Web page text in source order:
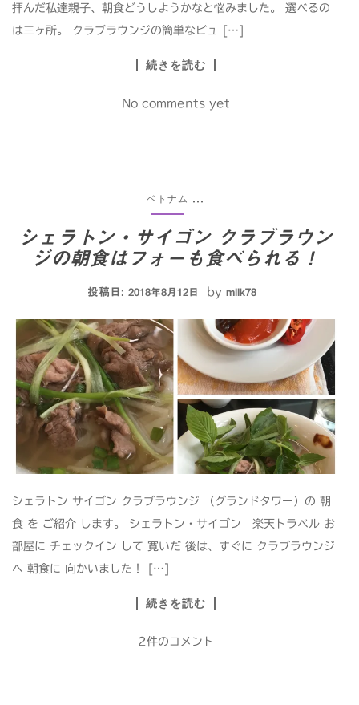
拝んだ私達親子、朝食どうしようかなと悩みました。 選べるの
は三ヶ所。 クラブラウンジの簡単なビュ […]
続きを読む
No comments yet
ベトナム ...
シェラトン・サイゴン クラブラウン
ジの朝食はフォーも食べられる！
投稿日: 2018年8月12日 by milk78
シェラトン サイゴン クラブラウンジ （グランドタワー）の 朝
食 を ご紹介 します。 シェラトン・サイゴン 楽天トラベル お
部屋に チェックイン して 寛いだ 後は、すぐに クラブラウンジ
へ 朝食に 向かいました！ […]
続きを読む
2件のコメント